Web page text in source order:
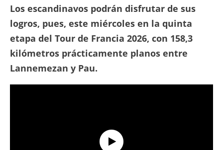
Los escandinavos podrán disfrutar de sus
logros, pues, este miércoles en la quinta
etapa del Tour de Francia 2026, con 158,3
kilómetros prácticamente planos entre
Lannemezan y Pau.